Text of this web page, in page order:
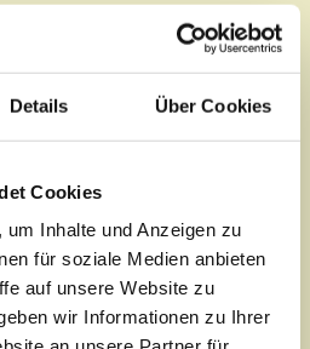
Details Über Cookies
Cookies
Inhalte und Anzeigen zu
für soziale Medien anbieten
auf unsere Website zu
wir Informationen zu Ihrer
Anwälte die Durchführung des
wobei die erforderliche
rechtskräftigen Titel erwirkt
Vollstreckungsverfahren.